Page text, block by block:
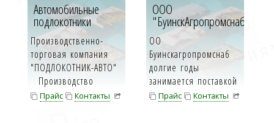
Автомобильные
подлокотники
Производственно-
торговая компания
"ПОДЛОКОТНИК-АВТО"
Производство
подлокотников п...
Прайс
Контакты
ООО
"БуинскАгропромснаб"
ОО
Буинскагропромснаб
долгие годы
занимается поставкой
товаров
Прайс
Контакты